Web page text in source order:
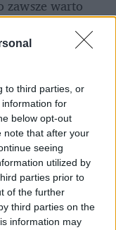
to third parties, or
for
below opt-out
note that after your
seeing
utilized by
parties prior to
of the further
third parties on the
information may
zawsze warto